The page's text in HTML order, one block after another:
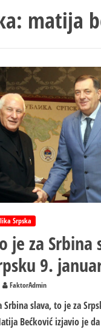
matija
Srpska
je za Srbina
9.
FaktorAdmin
Srbina slava, to je za
Bećković izjavio je